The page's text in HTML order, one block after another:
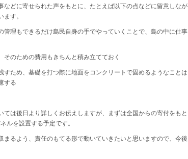
などに寄せられた声をもとに、たとえば以下の点などに留意しなが
す。
管理もできるだけ島民自身の手でやっていくことで、島の中に仕事
そのための費用もきちんと積み立てておく
すため、基礎を打つ際に地面をコンクリートで固めるようなことは
する
は後日より詳しくお伝えしますが、まずは全国からの寄付をもと
ルを設置する予定です。
まるよう、責任のもてる形で動いていきたいと思いますので、今後